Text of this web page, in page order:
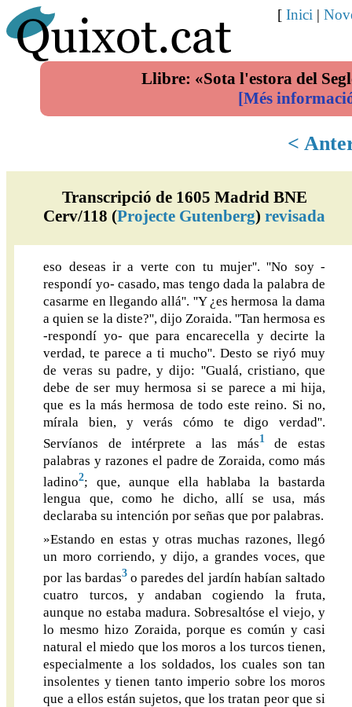
Llibre: «Sota l'estora del
[Més
[ Inici |
<
Transcripció de 1605 Madrid BNE
Cerv/118 (Projecte Gutenberg)revisada
eso deseas ir a verte con tu mujer''. ''No soy -
respondí yo- casado, mas tengo dada la palabra de
casarme en llegando allá''. ''Y ¿es hermosa la dama
a quien se la diste?'', dijo Zoraida. ''Tan hermosa es
-respondí yo- que para encarecella y decirte la
verdad, te parece a ti mucho''. Desto se riyó muy
de veras su padre, y dijo: ''Gualá, cristiano, que
debe de ser muy hermosa si se parece a mi hija,
que es la más hermosa de todo este reino. Si no,
mírala bien, y verás cómo te digo verdad''.
Servíanos de intérprete a las más1de estas
palabras y razones el padre de Zoraida, como más
ladino2; que, aunque ella hablaba la bastarda
lengua que, como he dicho, allí se usa, más
declaraba su intención por señas que por palabras.
»Estando en estas y otras muchas razones, llegó
un moro corriendo, y dijo, a grandes voces, que
por las bardas3o paredes del jardín habían saltado
cuatro turcos, y andaban cogiendo la fruta,
aunque no estaba madura. Sobresaltóse el viejo, y
lo mesmo hizo Zoraida, porque es común y casi
natural el miedo que los moros a los turcos tienen,
especialmente a los soldados, los cuales son tan
insolentes y tienen tanto imperio sobre los moros
que a ellos están sujetos, que los tratan peor que si